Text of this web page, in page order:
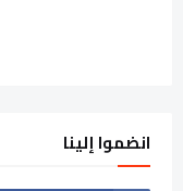
انضموا إلينا